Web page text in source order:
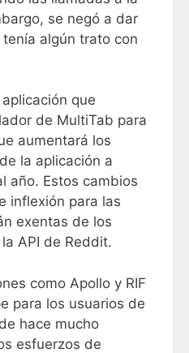
se negó a dar
algún trato con
que
de MultiTab para
aumentará los
la aplicación a
año. Estos cambios
inflexión para las
exentas de los
API de Reddit.
como Apollo y RIF
para los usuarios de
hace mucho
esfuerzos de